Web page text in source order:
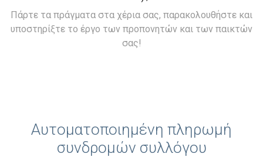
Πάρτε τα πράγματα στα χέρια σας, παρακολουθήστε και
υποστηρίξτε το έργο των προπονητών και των παικτών
σας!
Αυτοματοποιημένη πληρωμή
συνδρομών συλλόγου